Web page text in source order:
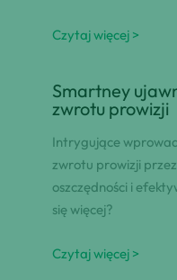
Czytaj więcej >
Smartney
zwrotu prowizji
Intrygujące
zwrotu prowizji
oszczędności i
się więcej?
Czytaj więcej >